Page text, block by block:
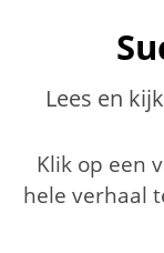
Lees en
Klik op een
hele verhaal